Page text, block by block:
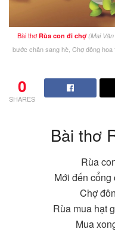
Bài thơRùa con đi chợ (Mai
bước chân sang hè, Chợ đông hoa
0
SHARES
Bài thơ
Rùa
Mới đến
Chợ
Rùa mua hạt
Mua